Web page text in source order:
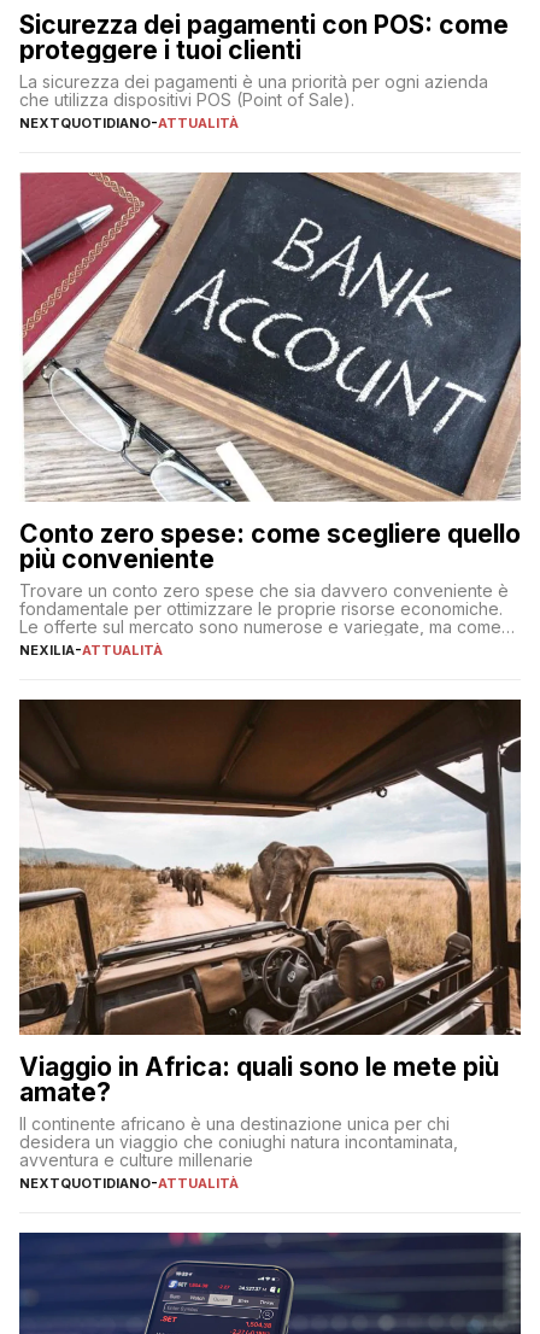
Sicurezza dei pagamenti con POS: come
proteggere i tuoi clienti
La sicurezza dei pagamenti è una priorità per ogni azienda
che utilizza dispositivi POS (Point of Sale).
NEXTQUOTIDIANO-ATTUALITÀ
Conto zero spese: come scegliere quello
più conveniente
Trovare un conto zero spese che sia davvero conveniente è
fondamentale per ottimizzare le proprie risorse economiche.
Le offerte sul mercato sono numerose e variegate, ma come
individuare quella più adatta alle proprie esigenze senza
sul […]
NEXILIA-ATTUALITÀ
Viaggio in Africa: quali sono le mete più
amate?
Il continente africano è una destinazione unica per chi
desidera un viaggio che coniughi natura incontaminata,
avventura e culture millenarie
NEXTQUOTIDIANO-ATTUALITÀ